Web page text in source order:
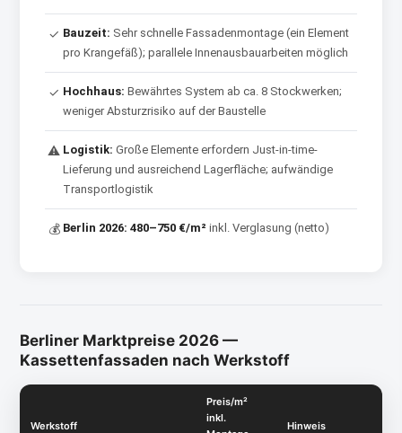
✓ Bauzeit: Sehr schnelle Fassadenmontage (ein Element
pro Krangefäß); parallele Innenausbauarbeiten möglich
✓ Hochhaus: Bewährtes System ab ca. 8 Stockwerken;
weniger Absturzrisiko auf der Baustelle
⚠ Logistik: Große Elemente erfordern Just-in-time-
Lieferung und ausreichend Lagerfläche; aufwändige
Transportlogistik
💰 Berlin 2026: 480–750 €/m² inkl. Verglasung (netto)
Berliner Marktpreise 2026 —
Kassettenfassaden nach Werkstoff
Werkstoff
Preis/m²
inkl.
Hinweis